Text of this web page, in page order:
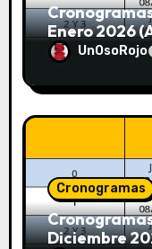
Enero 2026
UnOsoRojo
Cronogramas
Diciembre